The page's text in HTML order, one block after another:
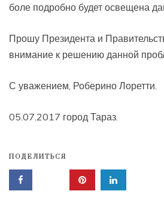
боле подробно будет освещена
Прошу Президента и
внимание к решению данной
С уважением, Роберино Лоретти.
05.07.2017 город Тараз.
ПОДЕЛИТЬСЯ